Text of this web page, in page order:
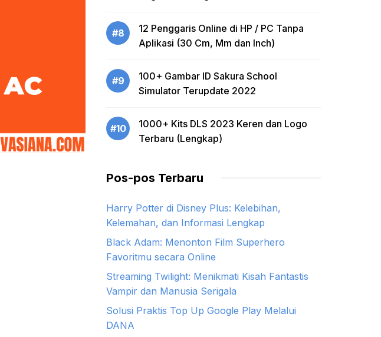
#8
12 Penggaris Online di HP / PC Tanpa
Aplikasi (30 Cm, Mm dan Inch)
#9
100+ Gambar ID Sakura School
Simulator Terupdate 2022
#10
1000+ Kits DLS 2023 Keren dan Logo
Terbaru (Lengkap)
Pos-pos Terbaru
Harry Potter di Disney Plus: Kelebihan,
Kelemahan, dan Informasi Lengkap
Black Adam: Menonton Film Superhero
Favoritmu secara Online
Streaming Twilight: Menikmati Kisah Fantastis
Vampir dan Manusia Serigala
Solusi Praktis Top Up Google Play Melalui
DANA